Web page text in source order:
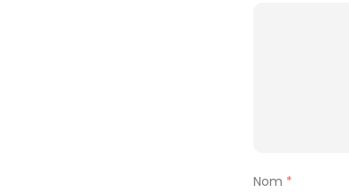
Nom *